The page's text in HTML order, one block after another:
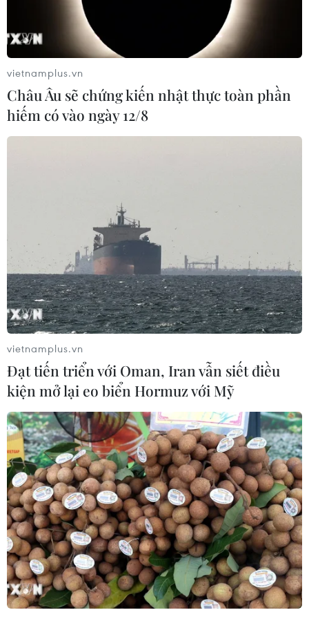
Giá dầu tiếp tục leo thang khi rủi ro
gián đoạn nguồn cung gia tăng
10/08/2026 02:03
Giá vàng đi ngang trong phiên giao
dịch đầu tuần
Hàn Quốc và Đài Loan lần đầu tiên
vượt Nhật Bản về kim ngạch xuất
khẩu
09/08/2026 14:15
Công suất lọc dầu thu hẹp, giá xăng
Mỹ đối mặt áp lực tăng
09/08/2026 09:43
Xuất khẩu dệt may 7 tháng đạt trên
27 tỷ USD, duy trì đà tăng trưởng
09/08/2026 08:25
Hải Phòng điều chỉnh kịch bản tăng
trưởng, quyết tâm đạt GRDP 13%
09/08/2026 08:25
Trung Quốc công bố kế hoạch phát
vietnamplus.vn
Châu Âu sẽ chứng kiến nhật thực toàn phần
hiếm có vào ngày 12/8
vietnamplus.vn
Đạt tiến triển với Oman, Iran vẫn siết điều
kiện mở lại eo biển Hormuz với Mỹ